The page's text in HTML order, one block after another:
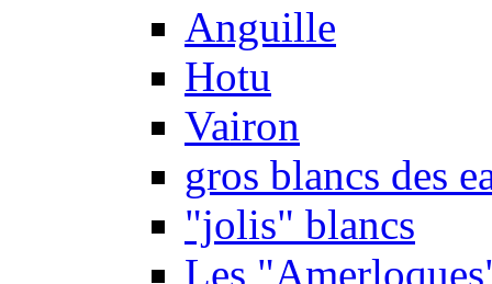
Anguille
Hotu
Vairon
gros blancs des
"jolis" blancs
Les